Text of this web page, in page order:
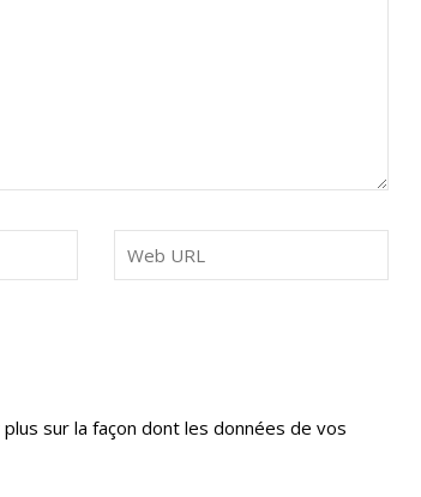
plus sur la façon dont les données de vos